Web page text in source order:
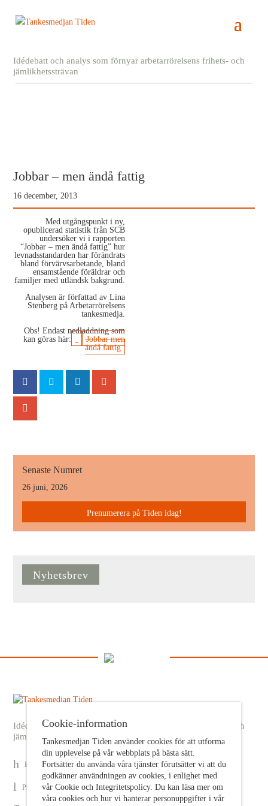
Idédebatt och analys som förnyar arbetarrörelsens frihets- och
jämlikhetssträvan
Jobbar – men ändå fattig
16 december, 2013
Med utgångspunkt i ny,
opublicerad statistik från SCB
undersöker vi i rapporten
“Jobbar – men ändå fattig” hur
levnadsstandarden har förändrats
bland förvärvsarbetande, bland
ensamstående föräldrar och
familjer med utländsk bakgrund.
Analysen är författad av Lina
Stenberg på Arbetarrörelsens
tankesmedja.
Obs! Endast nedladdning som
kan göras här:
Jobbar men
ändå fattig
Senaste Numret
26 juni, 2026
Prenumerera på Tiden idag!
Nyhetsbrev
Idédebatt och analys som förnyar arbetarrörelsens frihets- och
jämlikhetssträvan
Prenumerera på nyhetsbrev
Prenumerera på Tiden Magasin
Cookie-information
Tankesmedjan Tiden använder cookies för att utforma
din upplevelse på vår webbplats på bästa sätt.
Fortsätter du använda våra tjänster förutsätter vi att du
godkänner användningen av cookies, i enlighet med
vår Cookie och Integritetspolicy. Du kan läsa mer om
våra cookies och hur vi hanterar personuppgifter i vår